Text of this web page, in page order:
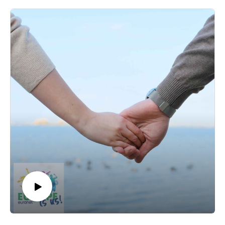
În România, cele mai mari rate de consum se observă în rândul
populaţiei tinere (15-34 de ani). Adolescența este perioada cu
vulnerabilitatea cea mai mare la inițierea consumului de droguri,
cea mai mică vârstă de debut – 13 ani - fiind declarată pentru
consumul de noi substanțe psihoactive, potrivit Raportului
Național privind situația drogurilor în România, realizat de
Agenţia Naţională Antidrog (ANA). Cu precizarea că datele
analizate sunt cele înregistrate la nivelul anului 2021.
"Suntem singura ţară care a transferat responsabilitatea pentru
tratament şi prevenirea abuzului şi dependenţei de substanţe
către poliţie, prin ANA. În momentul de faţă, Ministerul de
Interne este responsabil şi de tratare şi de prevenire, dar şi de
urmărirea şi încarcerarea consumatorilor şi dealerilor de droguri.
Din acest punct de vedere suntem foarte mult în urmă şi nu avem